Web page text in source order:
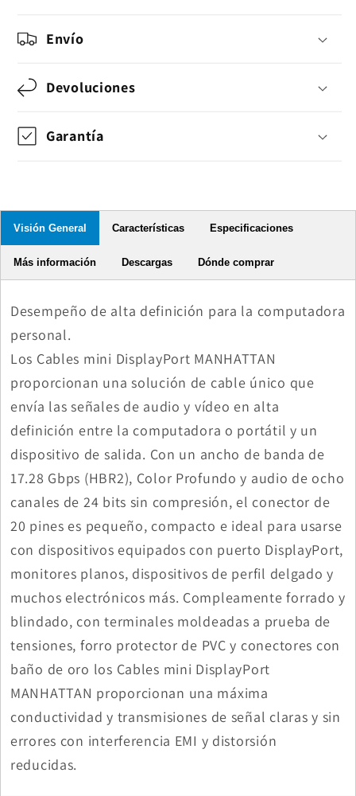
Envío
Devoluciones
Garantía
Visión General Características Especificaciones
Más información Descargas Dónde comprar
Desempeño de alta definición para la computadora
personal.
Los Cables mini DisplayPort MANHATTAN
proporcionan una solución de cable único que
envía las señales de audio y vídeo en alta
definición entre la computadora o portátil y un
dispositivo de salida. Con un ancho de banda de
17.28 Gbps (HBR2), Color Profundo y audio de ocho
canales de 24 bits sin compresión, el conector de
20 pines es pequeño, compacto e ideal para usarse
con dispositivos equipados con puerto DisplayPort,
monitores planos, dispositivos de perfil delgado y
muchos electrónicos más. Compleamente forrado y
blindado, con terminales moldeadas a prueba de
tensiones, forro protector de PVC y conectores con
baño de oro los Cables mini DisplayPort
MANHATTAN proporcionan una máxima
conductividad y transmisiones de señal claras y sin
errores con interferencia EMI y distorsión
reducidas.